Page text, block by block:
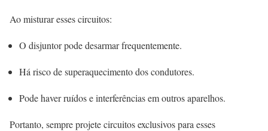
Ao misturar esses circuitos:
O disjuntor pode desarmar frequentemente.
Há risco de superaquecimento dos condutores.
Pode haver ruídos e interferências em outros aparelhos.
Portanto, sempre projete circuitos exclusivos para esses